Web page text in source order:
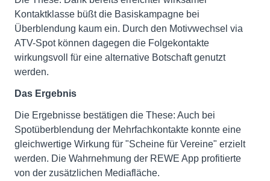
Kontaktklasse büßt die Basiskampagne bei
Überblendung kaum ein. Durch den Motivwechsel via
ATV-Spot können dagegen die Folgekontakte
wirkungsvoll für eine alternative Botschaft genutzt
werden.
Das Ergebnis
Die Ergebnisse bestätigen die These: Auch bei
Spotüberblendung der Mehrfachkontakte konnte eine
gleichwertige Wirkung für "Scheine für Vereine" erzielt
werden. Die Wahrnehmung der REWE App profitierte
von der zusätzlichen Mediafläche.